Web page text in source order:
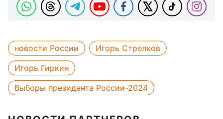
новости России
Игорь Стрелков
Игорь Гиркин
Выборы президента России-2024